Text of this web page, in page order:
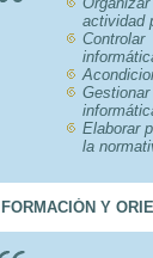
actividad
Elaborar
la
FORMACIÓN Y